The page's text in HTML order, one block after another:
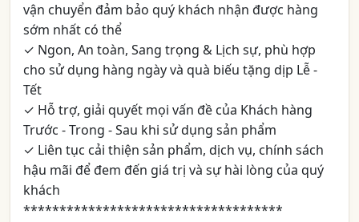
vận chuyển đảm bảo quý khách nhận được hàng
sớm nhất có thể
✓ Ngon, An toàn, Sang trọng & Lịch sự, phù hợp
cho sử dụng hàng ngày và quà biếu tặng dịp Lễ -
Tết
✓ Hỗ trợ, giải quyết mọi vấn đề của Khách hàng
Trước - Trong - Sau khi sử dụng sản phẩm
✓ Liên tục cải thiện sản phẩm, dịch vụ, chính sách
hậu mãi để đem đến giá trị và sự hài lòng của quý
khách
************************************